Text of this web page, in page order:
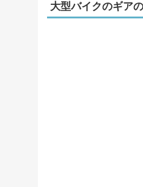
大型バイクのギア